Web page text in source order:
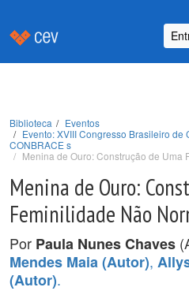
Biblioteca
Eventos
Evento: XVIII Congresso Brasileiro
CONBRACE s
Menina de Ouro: Construção de Uma
Menina de Ouro:
Feminilidade Não
Por Paula Nunes Chaves
Mendes Maia (Autor),
(Autor).